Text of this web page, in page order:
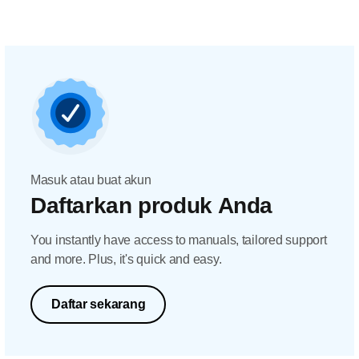
Masuk atau buat akun
Daftarkan produk Anda
You instantly have access to manuals, tailored support
and more. Plus, it's quick and easy.
Daftar sekarang